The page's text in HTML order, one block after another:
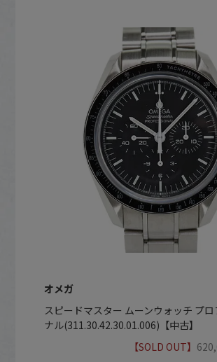
オメガ
スピードマスター ムーンウォッチ プロ
ナル(311.30.42.30.01.006)【中古】
【SOLD OUT】